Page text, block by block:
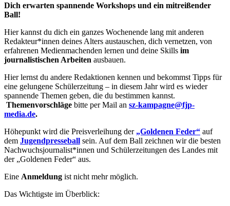
Dich erwarten spannende Workshops und ein mitreißender
Ball!
Hier kannst du dich ein ganzes Wochenende lang mit anderen
Redakteur*innen deines Alters austauschen, dich vernetzen, von
erfahrenen Medienmachenden lernen und deine Skills im
journalistischen Arbeiten ausbauen.
Hier lernst du andere Redaktionen kennen und bekommst Tipps für
eine gelungene Schülerzeitung – in diesem Jahr wird es wieder
spannende Themen geben, die du bestimmen kannst.
Themenvorschläge bitte per Mail an sz-kampagne@fjp-
media.de.
Höhepunkt wird die Preisverleihung der „Goldenen Feder“ auf
dem Jugendpresseball sein. Auf dem Ball zeichnen wir die besten
Nachwuchsjournalist*innen und Schülerzeitungen des Landes mit
der „Goldenen Feder“ aus.
Eine Anmeldung ist nicht mehr möglich.
Das Wichtigste im Überblick: